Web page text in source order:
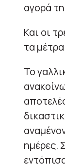
αγορά
Και οι
τα
Το
ημέρες.